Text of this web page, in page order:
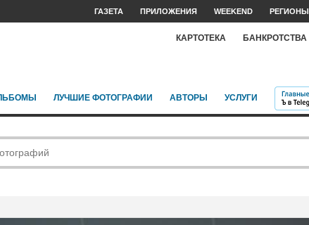
ГАЗЕТА ПРИЛОЖЕНИЯ WEEKEND РЕГИОНЫ
КАРТОТЕКА БАНКРОТСТВА
ЛУЧШИЕ ФОТОГРАФИИ АВТОРЫ УСЛУГИ